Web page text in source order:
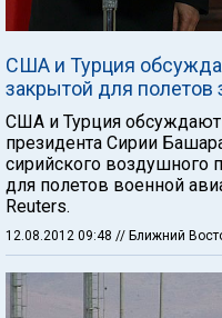
США и Турция
закрытой для полетов
США и Турция
президента Сирии
сирийского воздушного
для полетов военной
Reuters.
12.08.2012 09:48 // Ближний